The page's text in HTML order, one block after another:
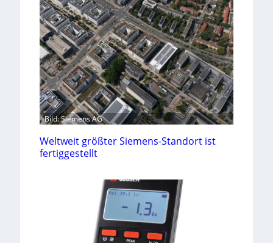
Bild: Siemens AG
Weltweit größter Siemens-Standort ist
fertiggestellt